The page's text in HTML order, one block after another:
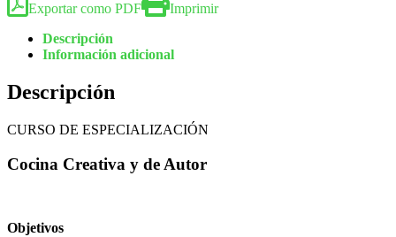
Exportar como PDF
Imprimir
Descripción
Información adicional
Descripción
CURSO DE ESPECIALIZACIÓN
Cocina Creativa y de Autor
Objetivos